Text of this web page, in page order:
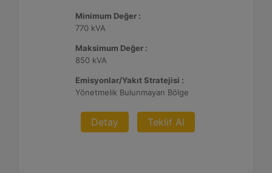
Minimum Değer :
770 kVA
Maksimum Değer :
850 kVA
Emisyonlar/Yakıt Stratejisi :
Yönetmelik Bulunmayan Bölge
Detay Teklif Al